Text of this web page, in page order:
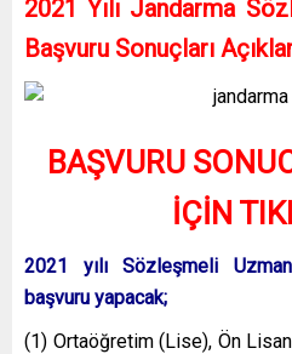
2021 Yılı Jandarma
Başvuru Sonuçları
BAŞVURU
İÇİN
2021 yılı Sözleşmeli
başvuru yapacak;
(1) Ortaöğretim (Lise), Ön